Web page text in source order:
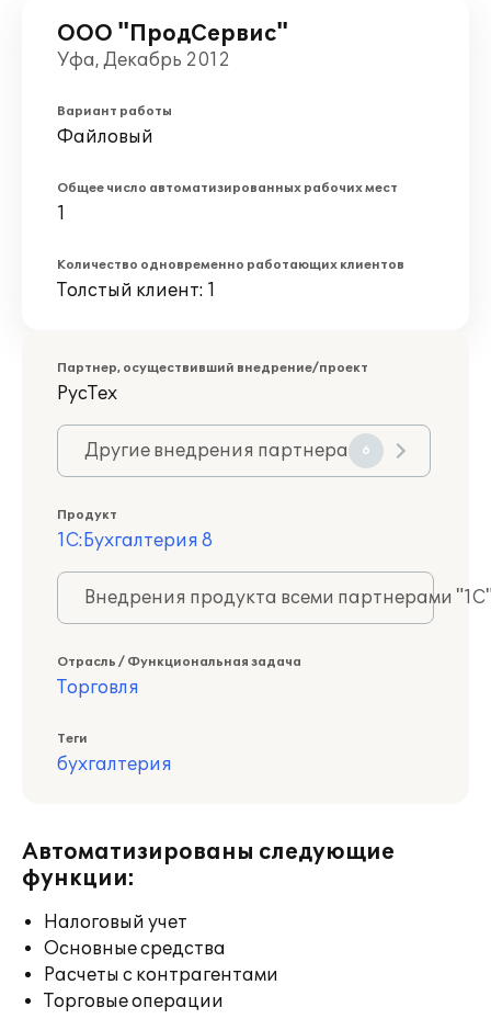
ООО "ПродСервис"
Уфа, Декабрь 2012
Вариант работы
Файловый
Общее число автоматизированных рабочих мест
1
Количество одновременно работающих клиентов
Толстый клиент: 1
Партнер, осуществивший внедрение/проект
РусТех
Другие внедрения партнера 6
Продукт
1С:Бухгалтерия 8
Внедрения продукта всеми партнерами
Отрасль / Функциональная задача
Торговля
Теги
бухгалтерия
Автоматизированы следующие
функции:
Налоговый учет
Основные средства
Расчеты с контрагентами
Торговые операции